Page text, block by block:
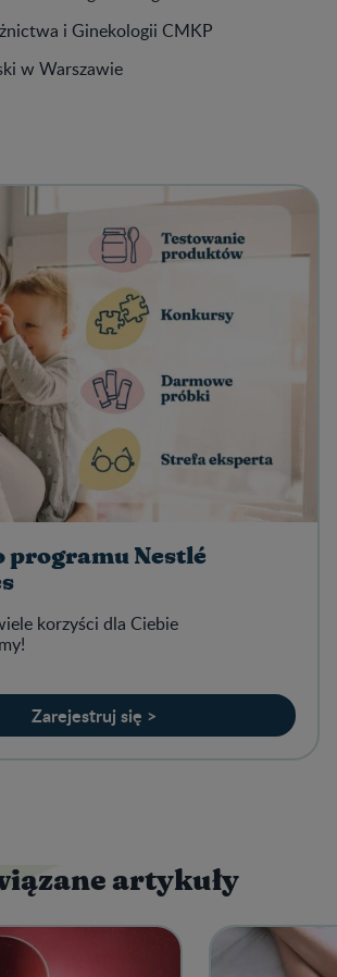
i Ginekologii CMKP
w Warszawie
programu Nestlé
korzyści dla Ciebie
Zarejestruj się >
artykuły